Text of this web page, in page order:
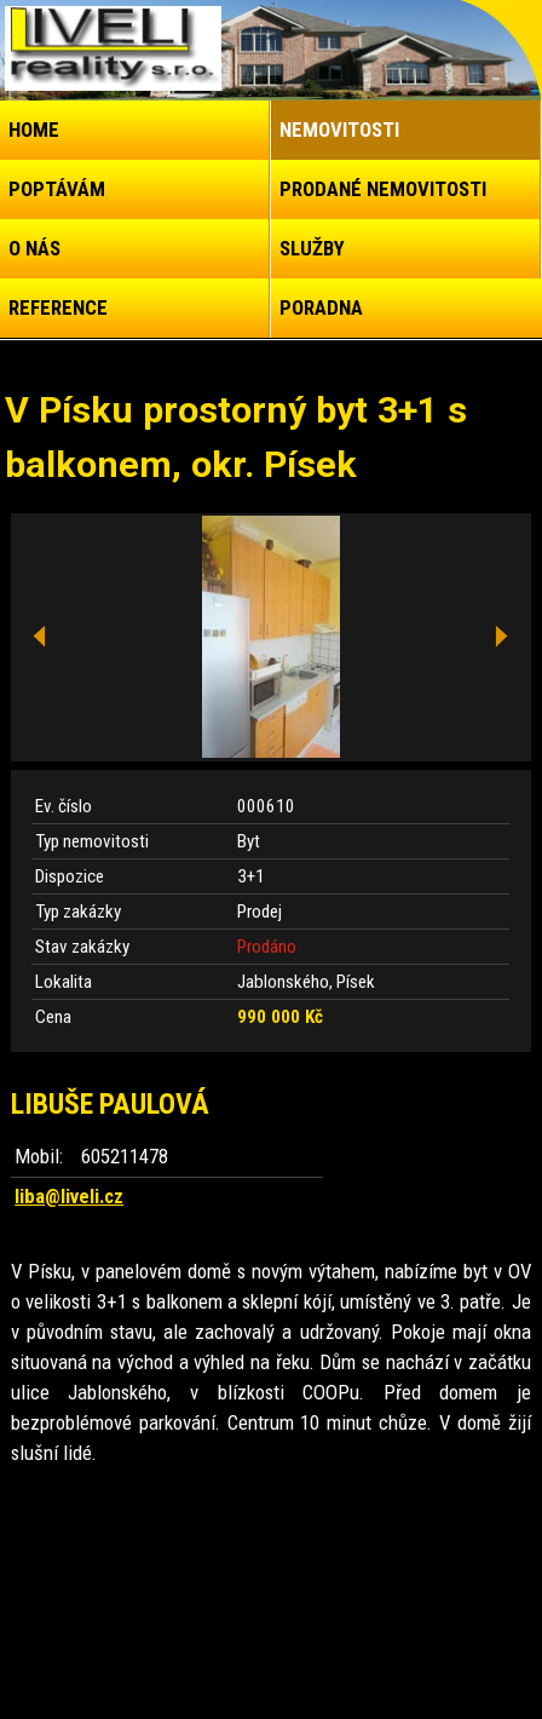
HOME NEMOVITOSTI
POPTÁVÁM PRODANÉ NEMOVITOSTI
O NÁS SLUŽBY
REFERENCE PORADNA
V Písku prostorný byt 3+1 s
balkonem, okr. Písek
Ev. číslo
000610
Typ nemovitosti
Byt
Dispozice
3+1
Typ zakázky
Prodej
Stav zakázky
Prodáno
Lokalita
Jablonského, Písek
Cena
990 000 Kč
LIBUŠE PAULOVÁ
Mobil:
605211478
liba@liveli.cz
V Písku, v panelovém domě s novým výtahem, nabízíme byt v OV
o velikosti 3+1 s balkonem a sklepní kójí, umístěný ve 3. patře. Je
v původním stavu, ale zachovalý a udržovaný. Pokoje mají okna
situovaná na východ a výhled na řeku. Dům se nachází v začátku
ulice Jablonského, v blízkosti COOPu. Před domem je
bezproblémové parkování. Centrum 10 minut chůze. V domě žijí
slušní lidé.